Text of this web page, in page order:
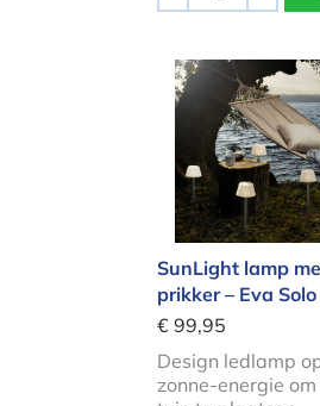
SunLight
SunLight lamp
prikker – Eva Solo
€ 99,95
Design ledlamp
zonne-energie om